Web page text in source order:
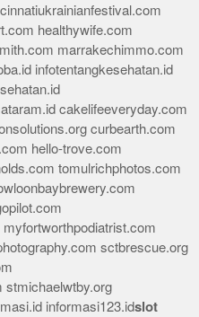
healthywife.com
marrakechimmo.com
infotentangkesehatan.id
cakelifeeveryday.com
curbearth.com
hello-trove.com
tomulrichphotos.com
myfortworthpodiatrist.com
sctbrescue.org
stmichaelwtby.org
informasi123.idslot